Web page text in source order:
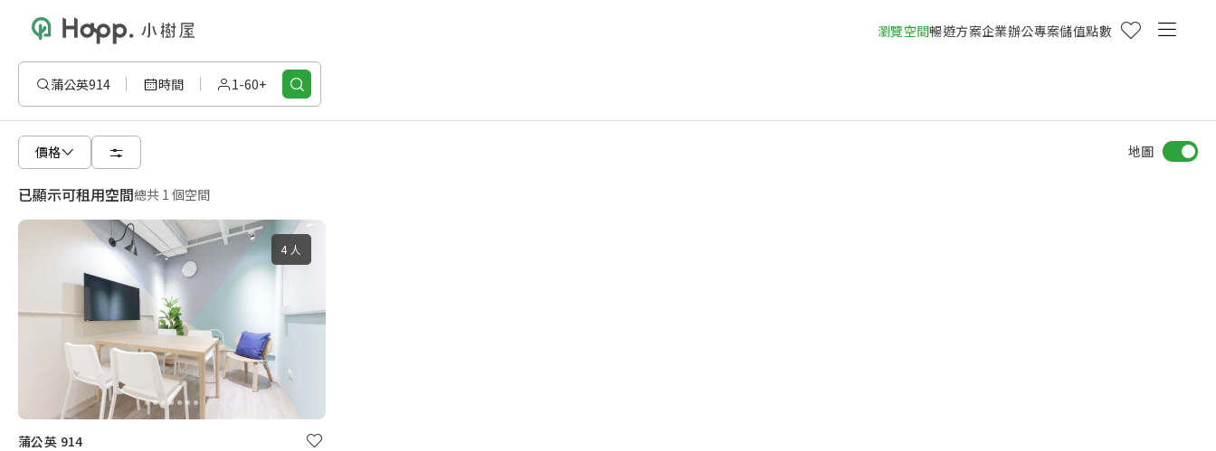
瀏覽空間暢遊方案企業辦公專案儲值點數
蒲公英914 時間 1-60+
地圖
價格
已顯示可租用空間總共 1 個空間
4 人
蒲公英 914